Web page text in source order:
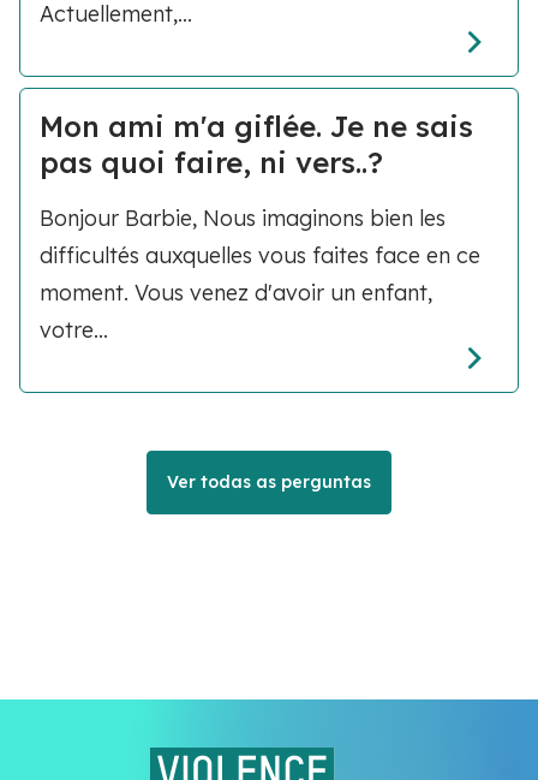
Actuellement,...
Mon ami m'a giflée. Je ne sais
pas quoi faire, ni vers..?
Bonjour Barbie, Nous imaginons bien les
difficultés auxquelles vous faites face en ce
moment. Vous venez d'avoir un enfant,
votre...
Ver todas as perguntas